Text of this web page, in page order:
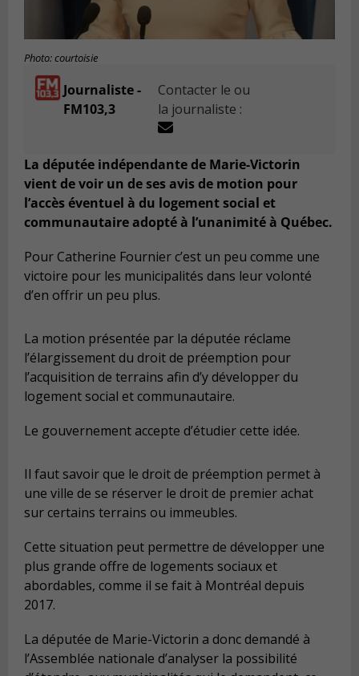
Photo: courtoisie
Journaliste -
FM103,3
Contacter le ou
la journaliste :
La députée indépendante de Marie-Victorin
vient de voir un de ses avis de motion pour
l’accès éventuel à du logement social et
communautaire adopté à l’unanimité à Québec.
Pour Catherine Fournier c’est un peu comme une
victoire pour les municipalités dans leur volonté
d’en offrir un peu plus.
La motion présentée par la députée réclame
l’élargissement du droit de préemption pour
l’acquisition de terrains afin d’y développer du
logement social et communautaire.
Le gouvernement accepte d’étudier cette idée.
Il faut savoir que le droit de préemption permet à
une ville de se réserver le droit de premier achat
sur certains terrains ou immeubles.
Cette situation peut permettre de développer une
plus grande offre de logements sociaux et
abordables, comme il se fait à Montréal depuis
2017.
La députée de Marie-Victorin a donc demandé à
l’Assemblée nationale d’analyser la possibilité